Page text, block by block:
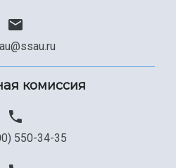
комиссия
550-34-35